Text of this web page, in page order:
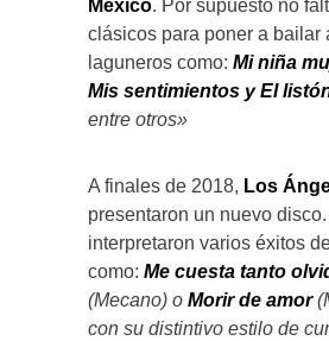
México. Por supuesto no
clásicos para poner a bailar
laguneros como: Mi niña
Mis sentimientos y El
entre otros»
A finales de 2018, Los
presentaron un nuevo
interpretaron varios éxitos
como: Me cuesta tanto
(Mecano) o Morir de amor
con su distintivo estilo de